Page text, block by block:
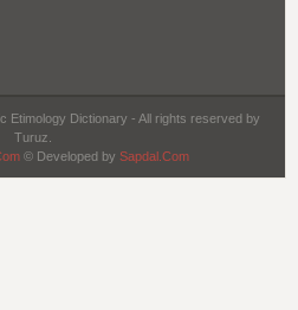
Etimology Dictionary - All rights reserved by
Turuz.
© Developed by Sapdal.Com